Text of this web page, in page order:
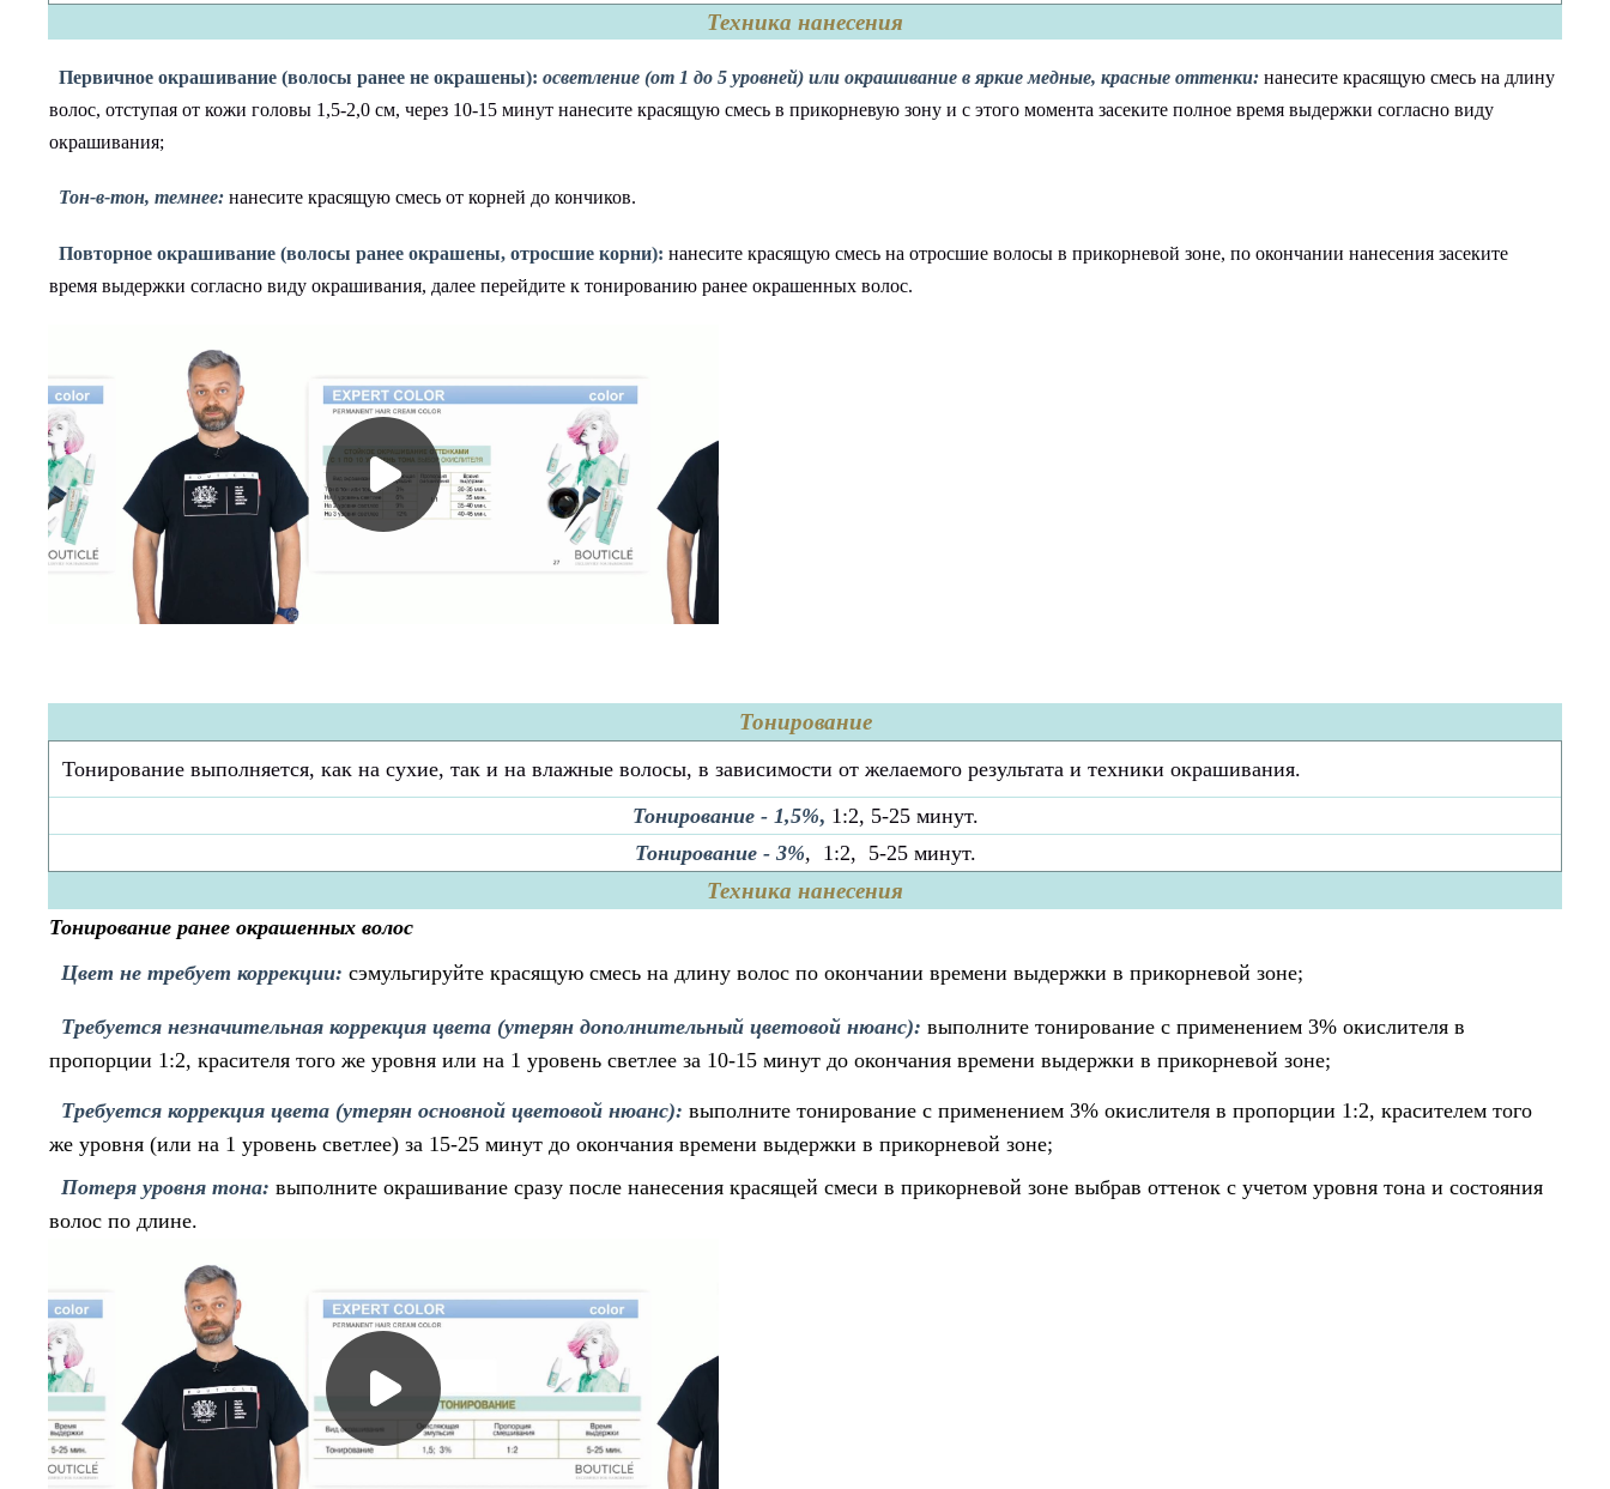
Техника нанесения
Первичное окрашивание (волосы ранее не окрашены): осветление (от 1 до 5 уровней) или окрашивание в яркие медные, красные оттенки: нанесите красящую смесь на длину
волос, отступая от кожи головы 1,5-2,0 см, через 10-15 минут нанесите красящую смесь в прикорневую зону и с этого момента засеките полное время выдержки согласно виду
окрашивания;
Тон-в-тон, темнее: нанесите красящую смесь от корней до кончиков.
Повторное окрашивание (волосы ранее окрашены, отросшие корни): нанесите красящую смесь на отросшие волосы в прикорневой зоне, по окончании нанесения засеките
время выдержки согласно виду окрашивания, далее перейдите к тонированию ранее окрашенных волос.
Тонирование
Тонирование выполняется, как на сухие, так и на влажные волосы, в зависимости от желаемого результата и техники окрашивания.
Тонирование - 1,5%, 1:2, 5-25 минут.
Тонирование - 3%, 1:2, 5-25 минут.
Техника нанесения
Тонирование ранее окрашенных волос
Цвет не требует коррекции: сэмульгируйте красящую смесь на длину волос по окончании времени выдержки в прикорневой зоне;
Требуется незначительная коррекция цвета (утерян дополнительный цветовой нюанс): выполните тонирование с применением 3% окислителя в
пропорции 1:2, красителя того же уровня или на 1 уровень светлее за 10-15 минут до окончания времени выдержки в прикорневой зоне;
Требуется коррекция цвета (утерян основной цветовой нюанс): выполните тонирование с применением 3% окислителя в пропорции 1:2, красителем того
же уровня (или на 1 уровень светлее) за 15-25 минут до окончания времени выдержки в прикорневой зоне;
Потеря уровня тона: выполните окрашивание сразу после нанесения красящей смеси в прикорневой зоне выбрав оттенок с учетом уровня тона и состояния
волос по длине.